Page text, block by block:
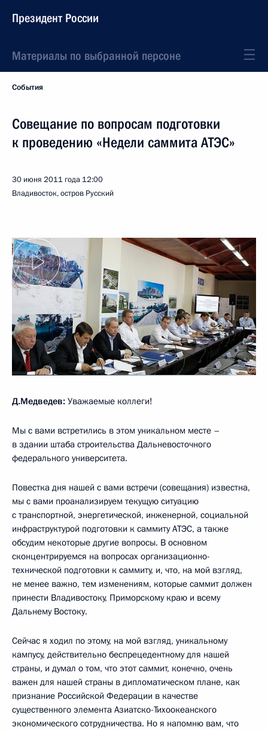
Президент России
Материалы по выбранной персоне
События
Совещание по вопросам подготовки
к проведению «Недели саммита АТЭС»
30 июня 2011 года 12:00
Владивосток, остров Русский
Д.Медведев: Уважаемые коллеги!
Мы с вами встретились в этом уникальном месте –
в здании штаба строительства Дальневосточного
федерального университета.
Повестка дня нашей с вами встречи (совещания) известна,
мы с вами проанализируем текущую ситуацию
с транспортной, энергетической, инженерной, социальной
инфраструктурой подготовки к саммиту АТЭС, а также
обсудим некоторые другие вопросы. В основном
сконцентрируемся на вопросах организационно-
технической подготовки к саммиту, и, что, на мой взгляд,
не менее важно, тем изменениям, которые саммит должен
принести Владивостоку, Приморскому краю и всему
Дальнему Востоку.
Сейчас я ходил по этому, на мой взгляд, уникальному
кампусу, действительно беспрецедентному для нашей
страны, и думал о том, что этот саммит, конечно, очень
важен для нашей страны в дипломатическом плане, как
признание Российской Федерации в качестве
существенного элемента Азиатско-Тихоокеанского
экономического сотрудничества. Но я напомню вам, что